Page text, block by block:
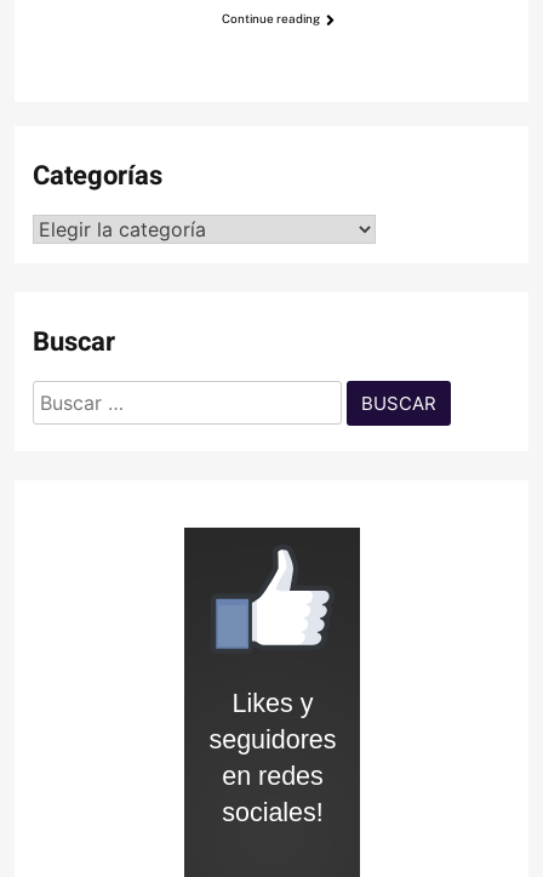
Continue reading
Categorías
Categorías
Buscar
Buscar: